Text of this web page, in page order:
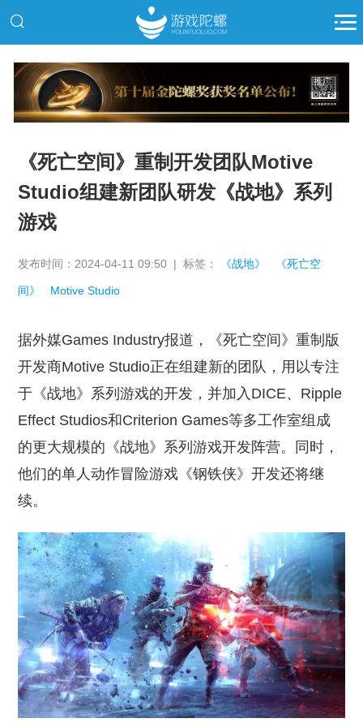
推广
《死亡空间》重制开发团队Motive
Studio组建新团队研发《战地》系列
游戏
发布时间：2024-04-11 09:50 | 标签： 《战地》 《死亡空
间》 Motive Studio
据外媒Games Industry报道，《死亡空间》重制版
开发商Motive Studio正在组建新的团队，用以专注
于《战地》系列游戏的开发，并加入DICE、Ripple
Effect Studios和Criterion Games等多工作室组成
的更大规模的《战地》系列游戏开发阵营。同时，
他们的单人动作冒险游戏《钢铁侠》开发还将继
续。